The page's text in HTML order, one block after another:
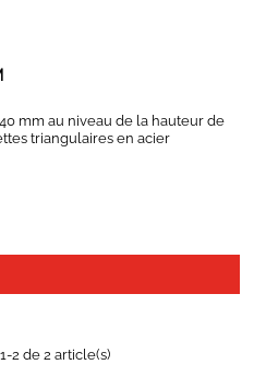
mm au niveau de la hauteur de
triangulaires en acier
2 de 2 article(s)